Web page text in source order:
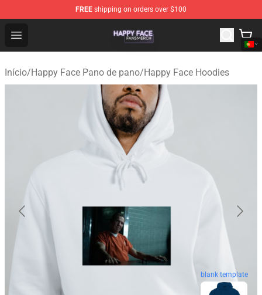
FREE shipping on orders over $100
Open menu
Happy Face Shop - Official Happy Face Merchandise
Início/Happy Face Pano de pano/Happy Face Hoodies
blank template